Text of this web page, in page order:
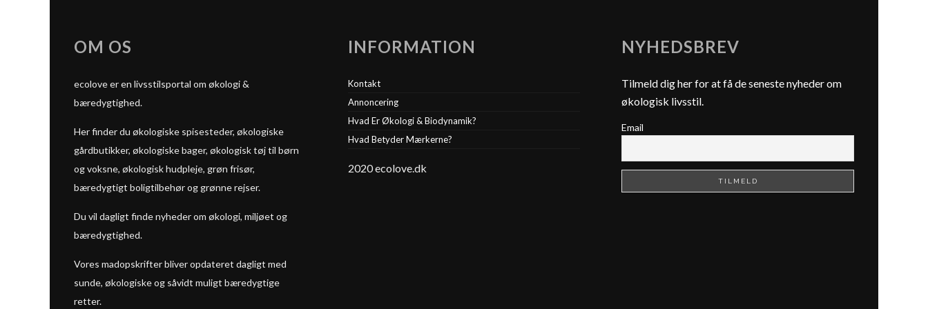
OM OS
ecolove er en livsstilsportal om økologi &
bæredygtighed.
Her finder du økologiske spisesteder, økologiske
gårdbutikker, økologiske bager, økologisk tøj til børn
og voksne, økologisk hudpleje, grøn frisør,
bæredygtigt boligtilbehør og grønne rejser.
Du vil dagligt finde nyheder om økologi, miljøet og
bæredygtighed.
Vores madopskrifter bliver opdateret dagligt med
sunde, økologiske og såvidt muligt bæredygtige
retter.
INFORMATION
Kontakt
Annoncering
Hvad Er Økologi & Biodynamik?
Hvad Betyder Mærkerne?
2020 ecolove.dk
NYHEDSBREV
Tilmeld dig her for at få de seneste nyheder om
økologisk livsstil.
Email